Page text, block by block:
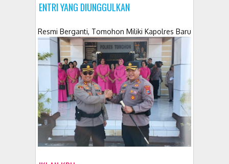
ENTRI YANG DIUNGGULKAN
Resmi Berganti, Tomohon Miliki Kapolres Baru